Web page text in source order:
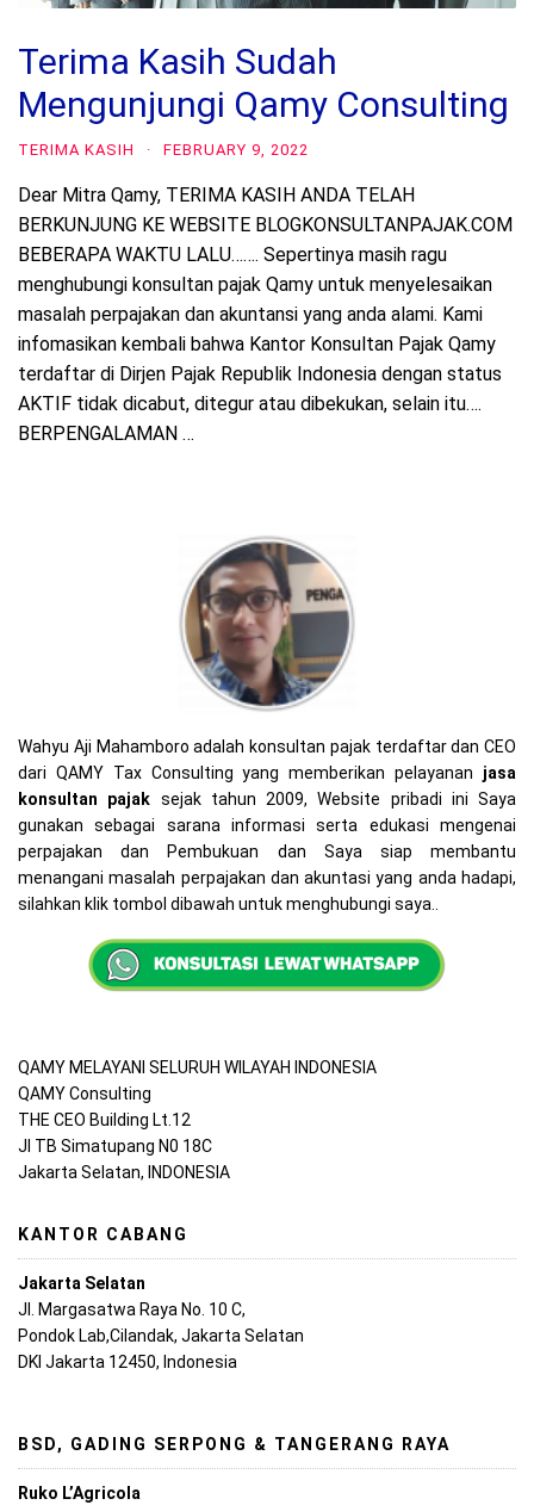
Terima Kasih Sudah
Mengunjungi Qamy Consulting
TERIMA KASIH · FEBRUARY 9, 2022
Dear Mitra Qamy, TERIMA KASIH ANDA TELAH
BERKUNJUNG KE WEBSITE BLOGKONSULTANPAJAK.COM
BEBERAPA WAKTU LALU……. Sepertinya masih ragu
menghubungi konsultan pajak Qamy untuk menyelesaikan
masalah perpajakan dan akuntansi yang anda alami. Kami
infomasikan kembali bahwa Kantor Konsultan Pajak Qamy
terdaftar di Dirjen Pajak Republik Indonesia dengan status
AKTIF tidak dicabut, ditegur atau dibekukan, selain itu….
BERPENGALAMAN …
Wahyu Aji Mahamboro adalah konsultan pajak terdaftar dan CEO
dari QAMY Tax Consulting yang memberikan pelayanan jasa
konsultan pajak sejak tahun 2009, Website pribadi ini Saya
gunakan sebagai sarana informasi serta edukasi mengenai
perpajakan dan Pembukuan dan Saya siap membantu
menangani masalah perpajakan dan akuntasi yang anda hadapi,
silahkan klik tombol dibawah untuk menghubungi saya..
QAMY MELAYANI SELURUH WILAYAH INDONESIA
QAMY Consulting
THE CEO Building Lt.12
Jl TB Simatupang N0 18C
Jakarta Selatan, INDONESIA
KANTOR CABANG
Jakarta Selatan
Jl. Margasatwa Raya No. 10 C,
Pondok Lab,Cilandak, Jakarta Selatan
DKI Jakarta 12450, Indonesia
BSD, GADING SERPONG & TANGERANG RAYA
Ruko L’Agricola